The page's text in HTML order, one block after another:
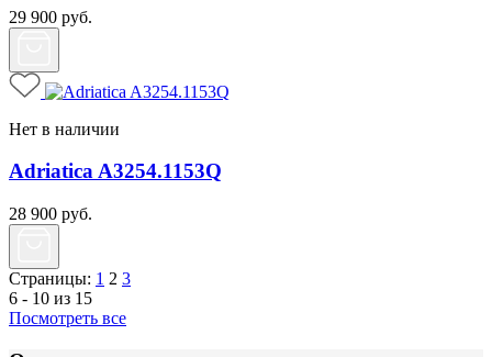
29 900 руб.
Нет в наличии
Adriatica A3254.1153Q
28 900 руб.
Страницы: 1 2 3
6 - 10 из 15
Посмотреть все